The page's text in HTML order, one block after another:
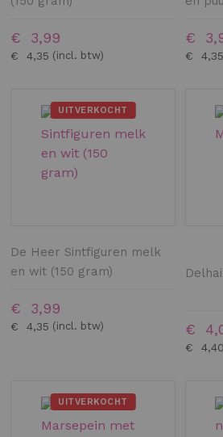
€ 4,35
€ 3,99
€ 4,35
€
UITVERKOCHT
De Heer Sintfiguren melk
en wit (150 gram)
€ 4,35
€ 3,99
€ 4,40
€
UITVERKOCHT